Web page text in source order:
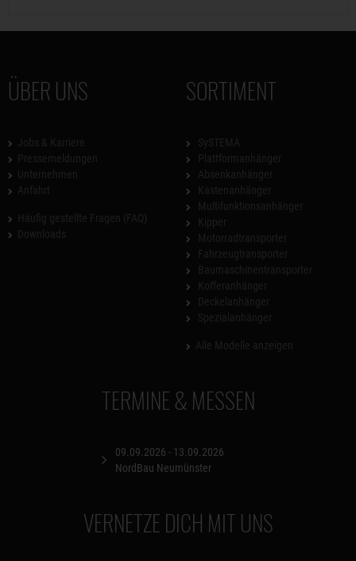
ÜBER UNS SORTIMENT
TERMINE & MESSEN
09.09.2026 - 13.09.2026
NordBau Neumünster
VERNETZE DICH MIT UNS